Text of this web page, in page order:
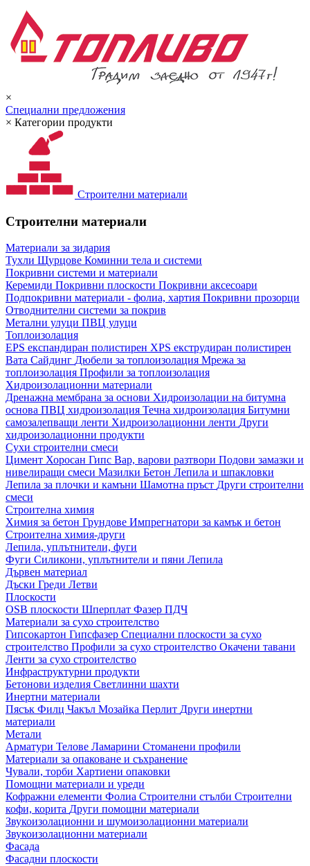
×
Специални предложения
× Категории продукти
Строителни материали
Строителни материали
Материали за зидария
Тухли Щурцове Коминни тела и системи
Покривни системи и материали
Керемиди Покривни плоскости Покривни аксесоари
Подпокривни материали - фолиа, хартия Покривни прозорци
Отводнителни системи за покрив
Метални улуци ПВЦ улуци
Топлоизолация
EPS експандиран полистирен XPS екструдиран полистирен
Вата Сайдинг Дюбели за топлоизолация Мрежа за
топлоизолация Профили за топлоизолация
Хидроизолационни материали
Дренажна мембрана за основи Хидроизолации на битумна
основа ПВЦ хидроизолация Течна хидроизолация Битумни
самозалепващи ленти Хидроизолационни ленти Други
хидроизолационни продукти
Сухи строителни смеси
Цимент Хоросан Гипс Вар, варови разтвори Подови замазки и
нивелиращи смеси Мазилки Бетон Лепила и шпакловки
Лепила за плочки и камъни Шамотна пръст Други строителни
смеси
Строителна химия
Химия за бетон Грундове Импрегнатори за камък и бетон
Строителна химия-други
Лепила, уплътнители, фуги
Фуги Силикони, уплътнители и пяни Лепила
Дървен материал
Дъски Греди Летви
Плоскости
OSB плоскости Шперплат Фазер ПДЧ
Материали за сухо строителство
Гипсокартон Гипсфазер Специални плоскости за сухо
строителство Профили за сухо строителство Окачени тавани
Ленти за сухо строителство
Инфраструктурни продукти
Бетонови изделия Светлинни шахти
Инертни материали
Пясък Филц Чакъл Мозайкa Перлит Други инертни
материали
Метали
Арматури Телове Ламарини Стоманени профили
Материали за опаковане и съхранение
Чували, торби Хартиени опаковки
Помощни материали и уреди
Кофражни елементи Фолиа Строителни стълби Строителни
кофи, корита Други помощни материали
Звукоизолационни и шумоизолационни материали
Звукоизолационни материали
Фасада
Фасадни плоскости